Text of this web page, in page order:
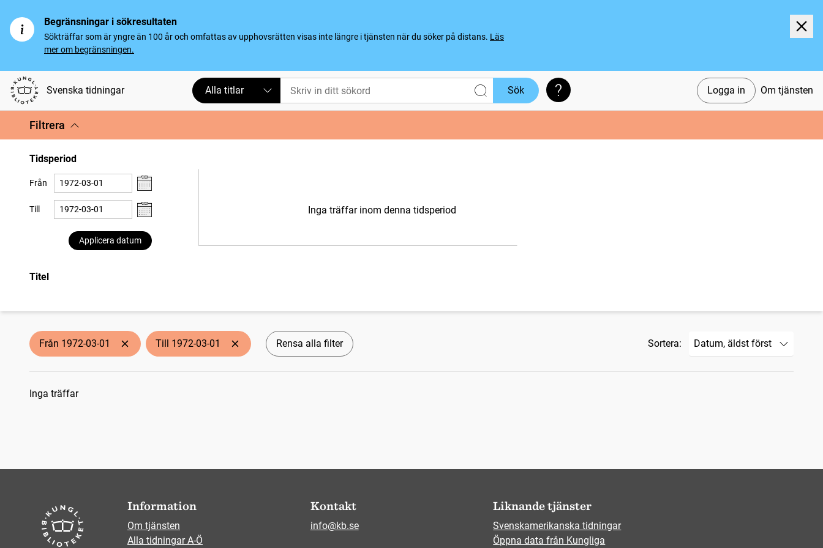
Begränsningar i sökresultaten
Sökträffar som är yngre än 100 år och omfattas av upphovsrätten visas inte längre i tjänsten när du söker på distans. Läs
mer om begränsningen.
Svenska tidningar Logga in Om tjänsten
Alla titlar Sök Söktips
Filtrera
Tidsperiod
Från
Till
Applicera datum
Inga träffar inom denna tidsperiod
Titel
Från 1972-03-01 Till 1972-03-01 Rensa alla filter Sortera:
Sökresultat
Inga träffar
Information
Om tjänsten
Alla tidningar A-Ö
Kontakt
info@kb.se
Liknande tjänster
Svenskamerikanska tidningar
Öppna data från Kungliga